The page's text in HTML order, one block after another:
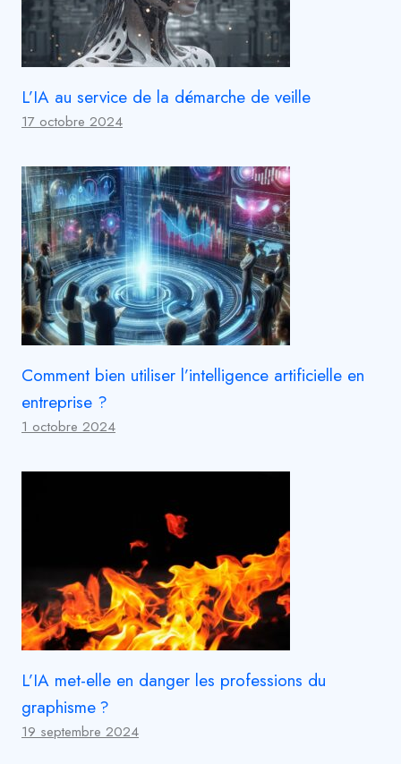
L’IA au service de la démarche de veille
17 octobre 2024
Comment bien utiliser l’intelligence artificielle en
entreprise ?
1 octobre 2024
L’IA met-elle en danger les professions du
graphisme ?
19 septembre 2024